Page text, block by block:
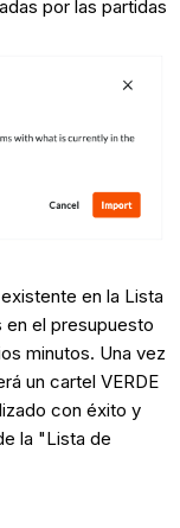
por las partidas
en la Lista
en el presupuesto
minutos. Una vez
un cartel VERDE
con éxito y
la "Lista de